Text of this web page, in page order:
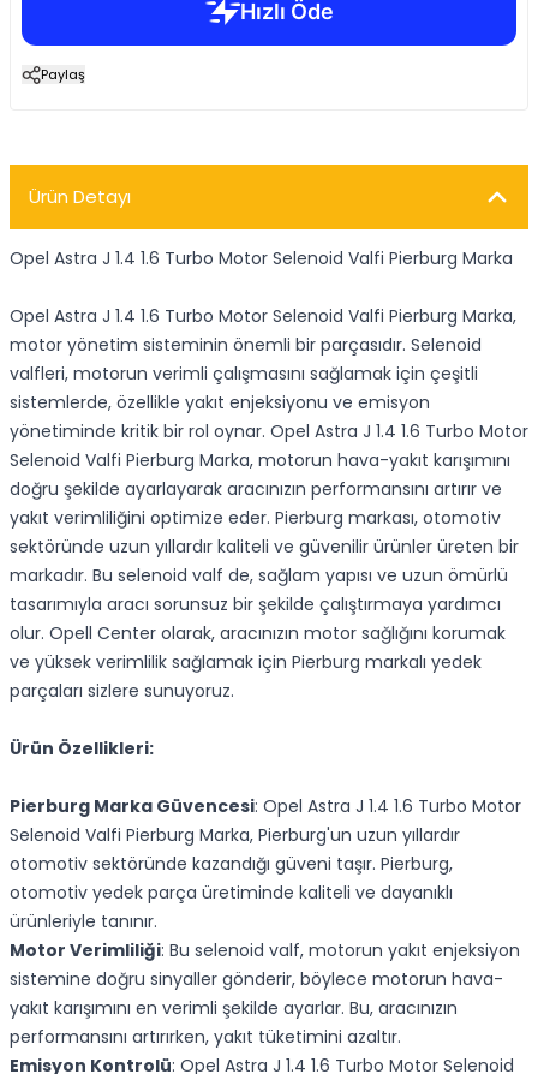
Paylaş
Ürün Detayı
Opel Astra J 1.4 1.6 Turbo Motor Selenoid Valfi Pierburg Marka
Opel Astra J 1.4 1.6 Turbo Motor Selenoid Valfi Pierburg Marka,
motor yönetim sisteminin önemli bir parçasıdır. Selenoid
valfleri, motorun verimli çalışmasını sağlamak için çeşitli
sistemlerde, özellikle yakıt enjeksiyonu ve emisyon
yönetiminde kritik bir rol oynar. Opel Astra J 1.4 1.6 Turbo Motor
Selenoid Valfi Pierburg Marka, motorun hava-yakıt karışımını
doğru şekilde ayarlayarak aracınızın performansını artırır ve
yakıt verimliliğini optimize eder. Pierburg markası, otomotiv
sektöründe uzun yıllardır kaliteli ve güvenilir ürünler üreten bir
markadır. Bu selenoid valf de, sağlam yapısı ve uzun ömürlü
tasarımıyla aracı sorunsuz bir şekilde çalıştırmaya yardımcı
olur. Opell Center olarak, aracınızın motor sağlığını korumak
ve yüksek verimlilik sağlamak için Pierburg markalı yedek
parçaları sizlere sunuyoruz.
Ürün Özellikleri:
Pierburg Marka Güvencesi: Opel Astra J 1.4 1.6 Turbo Motor
Selenoid Valfi Pierburg Marka, Pierburg'un uzun yıllardır
otomotiv sektöründe kazandığı güveni taşır. Pierburg,
otomotiv yedek parça üretiminde kaliteli ve dayanıklı
ürünleriyle tanınır.
Motor Verimliliği: Bu selenoid valf, motorun yakıt enjeksiyon
sistemine doğru sinyaller gönderir, böylece motorun hava-
yakıt karışımını en verimli şekilde ayarlar. Bu, aracınızın
performansını artırırken, yakıt tüketimini azaltır.
Emisyon Kontrolü: Opel Astra J 1.4 1.6 Turbo Motor Selenoid